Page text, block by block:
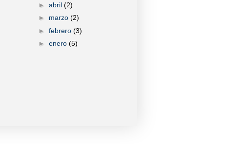
► abril (2)
► marzo (2)
► febrero (3)
► enero (5)